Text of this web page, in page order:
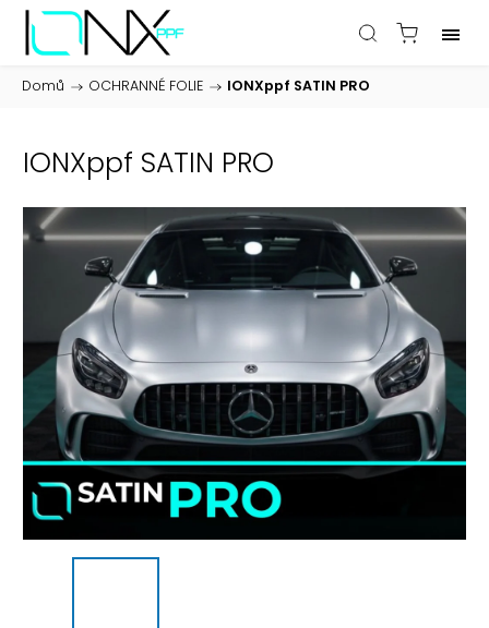
Domů / OCHRANNÉ FOLIE / IONXppf SATIN PRO
IONXppf SATIN PRO